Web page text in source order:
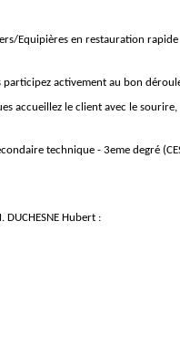
Equipières en restauration
activement au bon
accueillez le client avec le
technique - 3eme degré
Hubert :